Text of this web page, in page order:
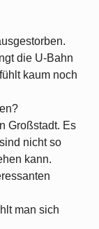
die U-Bahn
kaum noch
Großstadt. Es
nicht so
kann.
man sich